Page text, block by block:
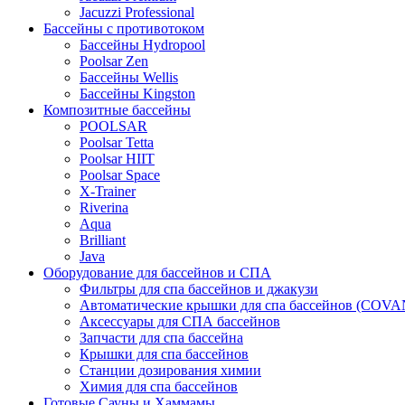
Jacuzzi Professional
Бассейны с противотоком
Бассейны Hydropool
Poolsar Zen
Бассейны Wellis
Бассейны Kingston
Композитные бассейны
POOLSAR
Poolsar Tetta
Poolsar HIIT
Poolsar Space
X-Trainer
Riverina
Aqua
Brilliant
Java
Оборудование для бассейнов и СПА
Фильтры для спа бассейнов и джакузи
Автоматические крышки для спа бассейнов
Аксессуары для СПА бассейнов
Запчасти для спа бассейна
Крышки для спа бассейнов
Станции дозирования химии
Химия для спа бассейнов